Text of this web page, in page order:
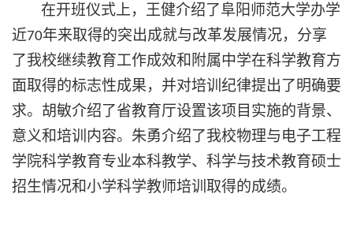
在开班仪式上，王健介绍了阜阳师范大学办学
近70年来取得的突出成就与改革发展情况，分享
了我校继续教育工作成效和附属中学在科学教育方
面取得的标志性成果，并对培训纪律提出了明确要
求。胡敏介绍了省教育厅设置该项目实施的背景、
意义和培训内容。朱勇介绍了我校物理与电子工程
学院科学教育专业本科教学、科学与技术教育硕士
招生情况和小学科学教师培训取得的成绩。